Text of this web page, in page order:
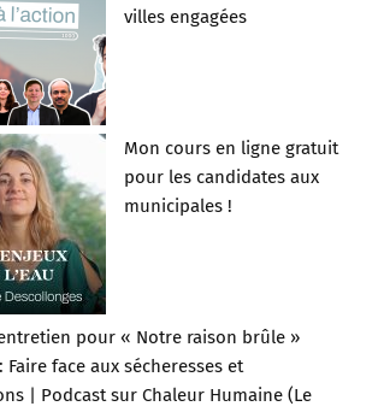
villes engagées
Mon cours en ligne gratuit
pour les candidates aux
municipales !
pour « Notre raison brûle »
Faire face aux sécheresses et
| Podcast sur Chaleur Humaine (Le